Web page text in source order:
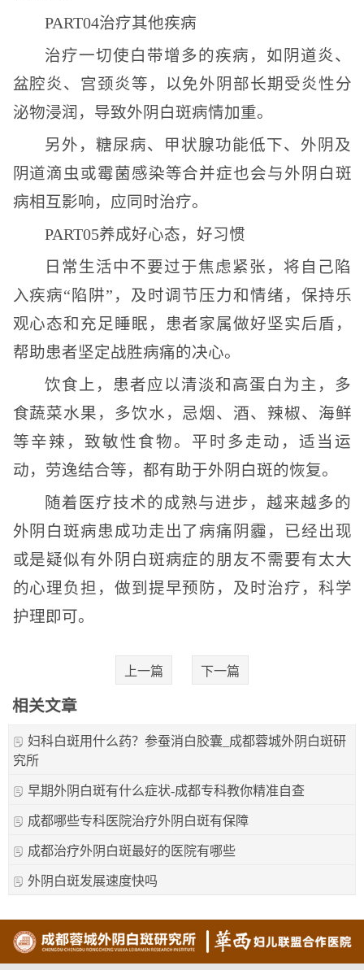
PART04治疗其他疾病
治疗一切使白带增多的疾病，如阴道炎、
盆腔炎、宫颈炎等，以免外阴部长期受炎性分
泌物浸润，导致外阴白斑病情加重。
另外，糖尿病、甲状腺功能低下、外阴及
阴道滴虫或霉菌感染等合并症也会与外阴白斑
病相互影响，应同时治疗。
PART05养成好心态，好习惯
日常生活中不要过于焦虑紧张，将自己陷
入疾病“陷阱”，及时调节压力和情绪，保持乐
观心态和充足睡眠，患者家属做好坚实后盾，
帮助患者坚定战胜病痛的决心。
饮食上，患者应以清淡和高蛋白为主，多
食蔬菜水果，多饮水，忌烟、酒、辣椒、海鲜
等辛辣，致敏性食物。平时多走动，适当运
动，劳逸结合等，都有助于外阴白斑的恢复。
随着医疗技术的成熟与进步，越来越多的
外阴白斑病患成功走出了病痛阴霾，已经出现
或是疑似有外阴白斑病症的朋友不需要有太大
的心理负担，做到提早预防，及时治疗，科学
护理即可。
上一篇 下一篇
相关文章
妇科白斑用什么药？参蚕消白胶囊_成都蓉城外阴白斑研
究所
早期外阴白斑有什么症状-成都专科教你精准自查
成都哪些专科医院治疗外阴白斑有保障
成都治疗外阴白斑最好的医院有哪些
外阴白斑发展速度快吗